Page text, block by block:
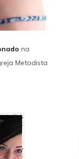
na
Metodista
rumo à Dakota do
complexos com a
que desestabiliza
se uma fuga real
a ser perseguido por